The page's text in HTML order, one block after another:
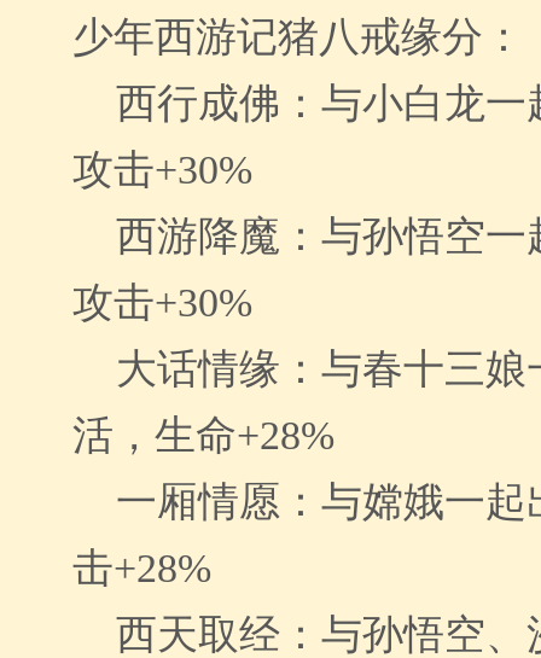
少年西游记猪八戒缘分
西行成佛：与小白龙一
攻击+30%
西游降魔：与孙悟空一
攻击+30%
大话情缘：与春十三娘
活，生命+28%
一厢情愿：与嫦娥一起
击+28%
西天取经：与孙悟空、